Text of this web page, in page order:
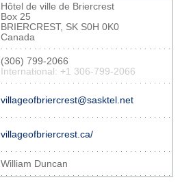
Hôtel de ville de Briercrest
Box 25
BRIERCREST, SK S0H 0K0
Canada
(306) 799-2066
International: +1 306-799-2066
villageofbriercrest@sasktel.net
villageofbriercrest.ca/
William Duncan